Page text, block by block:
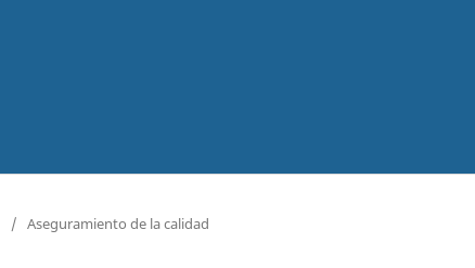
/ Aseguramiento de la calidad